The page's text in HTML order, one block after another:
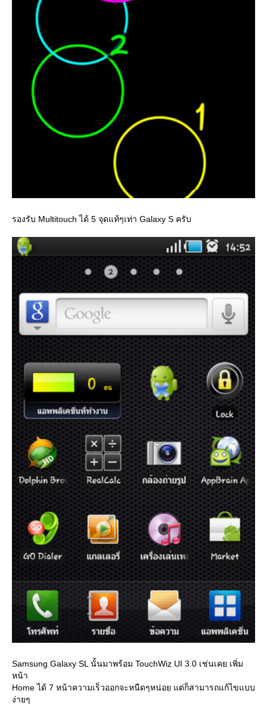
รองรับ Multitouch ได้ 5 จุดแท้ๆเท่า Galaxy S ครับ
Samsung Galaxy SL นั้นมาพร้อม TouchWiz UI 3.0 เช่นเคย เพิ่ม
หน้า
Home ได้ 7 หน้าความเร็วออกจะหนืดๆหน่อย แต่ก็สามารถแก้ไขแบบ
ง่ายๆ